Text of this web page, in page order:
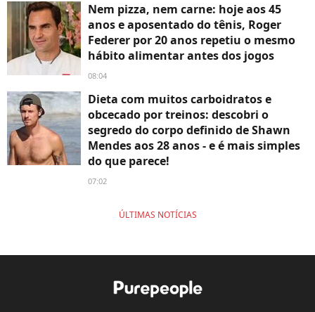
Nem pizza, nem carne: hoje aos 45
anos e aposentado do tênis, Roger
Federer por 20 anos repetiu o mesmo
hábito alimentar antes dos jogos
08:04
Dieta com muitos carboidratos e
obcecado por treinos: descobri o
segredo do corpo definido de Shawn
Mendes aos 28 anos - e é mais simples
do que parece!
07:02
ÚLTIMAS NOTÍCIAS